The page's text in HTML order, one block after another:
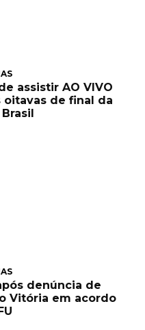
assistir AO VIVO
de final da
denúncia de
Vitória em acordo